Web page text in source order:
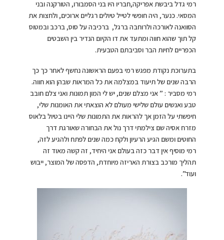
רמי גדל ביבשת אפריקה,חבריו היו בני הסמבורו, הטורקנה ובני
המסאי. כנער, היה חופשי לטייל טיולים רגליים ארוכים, ולחצות את
הסוואנה לאורכה ולרוחבה ברגל, ברכיבה על סוס, ברכב ובמטוס
קל תוך שהוא חווה ומתעד את דו הקיום הנדיר בין השבטים
הכפריים לחיות הבר וסביבתם הטבעית.
בתערוכת נקודת מפגש רמי בפעם הראשונה נחשף לאחר כך כך
הרבה שנים של תיעוד במצלמה את כל המראות שבהן הוא חווה.
רמי מסביר : ” אני מצלם שנים, יש לי המון תמונות ואני צלם חובב
טבע ואנשים עולם שלישי מעולם לא הוצאתי את האומנות שלי,
חיפשתי על הזמן אך להראות את התמונות שלי היינו בטיול בלאוס
מזרח אסיה שם צילמתי דרך נול את הבחורה שאורגת דרך
החוטים ומשם הגיע הרעיון ולקח כמה שנים לפתח ולהגיע לזה,
רמי מוסיף אין דבר כזה בעולם אני היחיד, זה קשה מאוד זה
תהליך מורכב בצורת האריזה מיוחדת, הדפסה של המוצר, ייבוש
ועוד”.